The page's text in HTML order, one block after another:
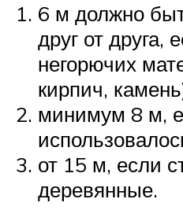
6 м должно
друг от друга,
негорючих
кирпич,
минимум 8 м,
от 15 м, если
деревянные.